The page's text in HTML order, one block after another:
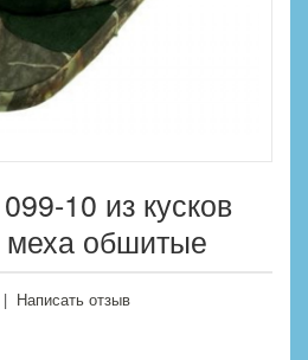
10 из кусков
меха обшитые
| Написать отзыв